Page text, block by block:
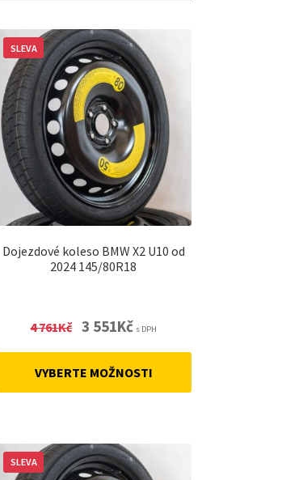
Dojezdové koleso BMW X2 U10 od
2024 145/80R18
SLEVA
4 761Kč
Original
4
761Kč.
3 551KčCurrent
3
551Kč.
s DPH
VYBERTE MOŽNOSTI
SLEVA